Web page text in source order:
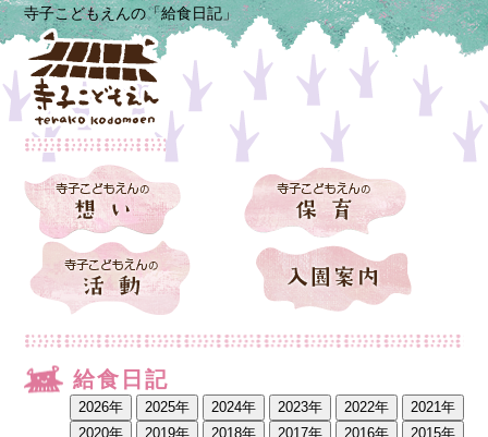
寺子こどもえんの「給食日記」
給食日記